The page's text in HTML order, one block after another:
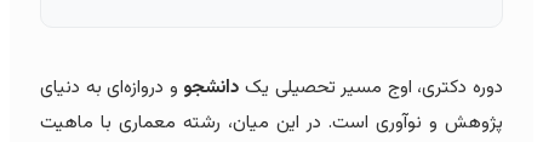
دوره دکتری، اوج مسیر تحصیلی یکدانشجوو دروازه‌ای به دنیای
پژوهش و نوآوری است. در این میان، رشته معماری با ماهیت